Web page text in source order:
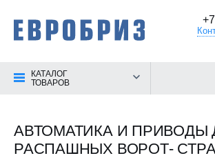
КАТАЛОГ
ТОВАРОВ
АВТОМАТИКА И ПРИВОДЫ
РАСПАШНЫХ ВОРОТ-